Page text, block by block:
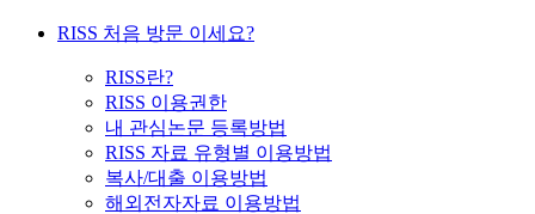
RISS 처음 방문 이세요?
RISS란?
RISS 이용권한
내 관심논문 등록방법
RISS 자료 유형별 이용방법
복사/대출 이용방법
해외전자자료 이용방법